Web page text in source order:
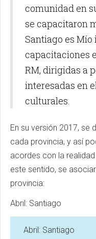
comunidad en
se capacitaron
Santiago es
capacitaciones
RM, dirigidas a
interesadas en
culturales.
En su versión 2017, se
cada provincia, y así
acordes con la
este sentido, se
provincia:
Abril: Santiago
Abril: Santiago